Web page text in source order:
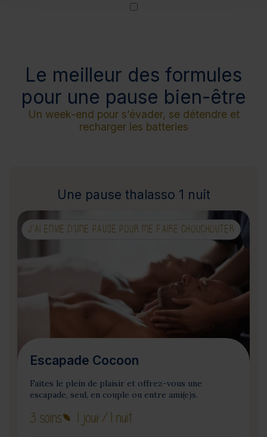
détente
complètement choyé(e).
Le meilleur des formules
pour une pause bien-être
Un week-end pour s’évader, se détendre et
recharger les batteries
Une pause thalasso 1 nuit
J'AI ENVIE D'UNE PAUSE POUR ME FAIRE CHOUCHOUTER
Escapade Cocoon
Faites le plein de plaisir et offrez-vous une
escapade, seul, en couple ou entre ami(e)s.
3 soins 1 jour/1 nuit